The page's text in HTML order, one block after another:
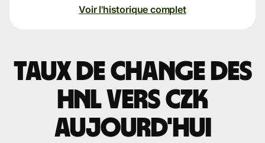
Voir l'historique complet
Taux de change des
HNL vers CZK
aujourd'hui